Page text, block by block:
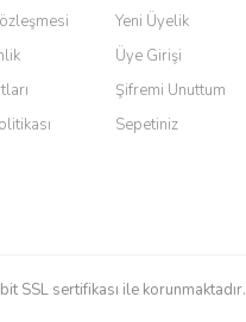
Yeni Üyelik
Üye Girişi
Şifremi Unuttum
Sepetiniz
SSL sertifikası ile korunmaktadır.